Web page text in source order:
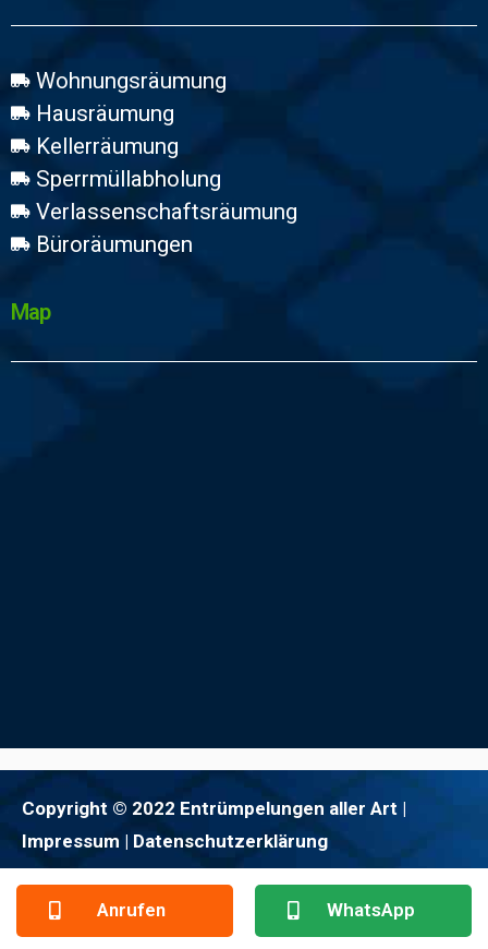
Wohnungsräumung
Hausräumung
Kellerräumung
Sperrmüllabholung
Verlassenschaftsräumung
Büroräumungen
Map
Copyright © 2022 Entrümpelungen aller Art |
Impressum | Datenschutzerklärung
Anrufen WhatsApp